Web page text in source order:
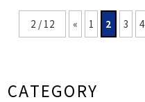
2 / 12 « 1 2 3 4
CATEGORY